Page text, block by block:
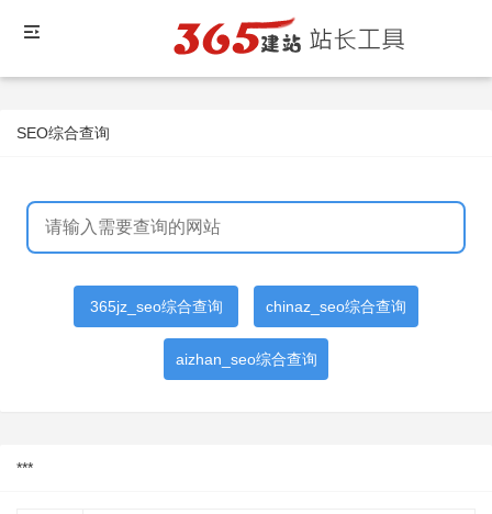
SEO综合查询
365jz_seo综合查询 chinaz_seo综合查询
aizhan_seo综合查询
***